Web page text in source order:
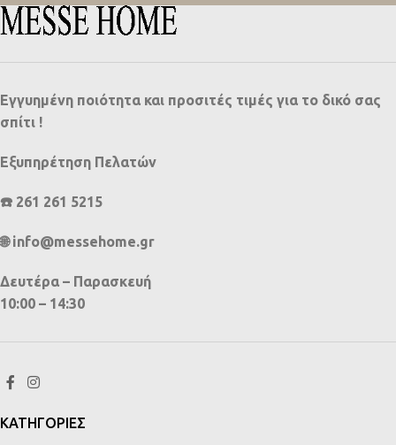
Εγγυημένη ποιότητα και προσιτές τιμές για το δικό σας
σπίτι !
Εξυπηρέτηση Πελατών
☎️ 261 261 5215
🌐 info@messehome.gr
Δευτέρα – Παρασκευή
10:00 – 14:30
ΚΑΤΗΓΟΡΙΕΣ